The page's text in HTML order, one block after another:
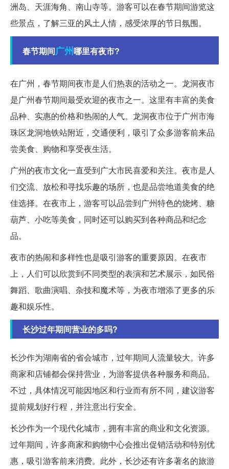
洲岛、天涯海角、南山寺等。游客可以在春节期间游览这
些景点，了解三亚的风土人情，感受浓厚的节日氛围。
春节期间广州哪里有夜市?
在广州，春节期间夜市是人们热衷的活动之一。龙洞夜市
是广州春节期间最受欢迎的夜市之一。这里有丰富的美食
品种、实惠的价格和热闹的人气。龙洞夜市位于广州市海
珠区龙洞地铁站附近，交通便利，吸引了众多游客前来品
尝美食、购物和享受夜生活。
广州的夜市文化一直受到广大市民喜爱和关注。夜市是人
们交流、放松和寻找乐趣的场所，也是品尝地道美食的绝
佳选择。在夜市上，游客可以品尝到广州特色的烧烤、糖
葫芦、小吃等美食，同时还可以购买到各种商品和纪念
品。
夜市的热闹和多样性也是吸引游客的重要原因。在夜市
上，人们可以欣赏到不同类型的表演和艺术展示，如民俗
舞蹈、歌曲演唱、杂技和魔术等，为夜市增添了更多的乐
趣和娱乐性。
长沙过年期间营业的多吗?
长沙作为湖南省的省会城市，过年期间人流量较大。许多
商家和店铺都会保持营业，为游客提供各种服务和商品。
不过，具体情况可能因地区和行业而有所不同，建议游客
提前规划好行程，并注意出行安全。
长沙作为一个现代化城市，拥有丰富的商业和文化资源。
过年期间，许多商家和购物中心会推出促销活动和特别优
惠，吸引游客前来消费。此外，长沙还有许多著名的旅游